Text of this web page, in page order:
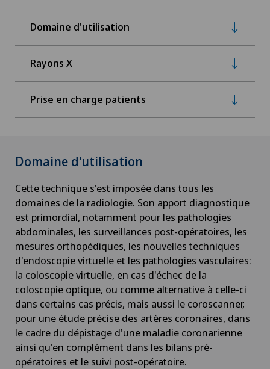
Domaine d'utilisation
Rayons X
Prise en charge patients
Domaine d'utilisation
Cette technique s'est imposée dans tous les
domaines de la radiologie. Son apport diagnostique
est primordial, notamment pour les pathologies
abdominales, les surveillances post-opératoires, les
mesures orthopédiques, les nouvelles techniques
d'endoscopie virtuelle et les pathologies vasculaires:
la coloscopie virtuelle, en cas d'échec de la
coloscopie optique, ou comme alternative à celle-ci
dans certains cas précis, mais aussi le coroscanner,
pour une étude précise des artères coronaires, dans
le cadre du dépistage d'une maladie coronarienne
ainsi qu'en complément dans les bilans pré-
opératoires et le suivi post-opératoire.